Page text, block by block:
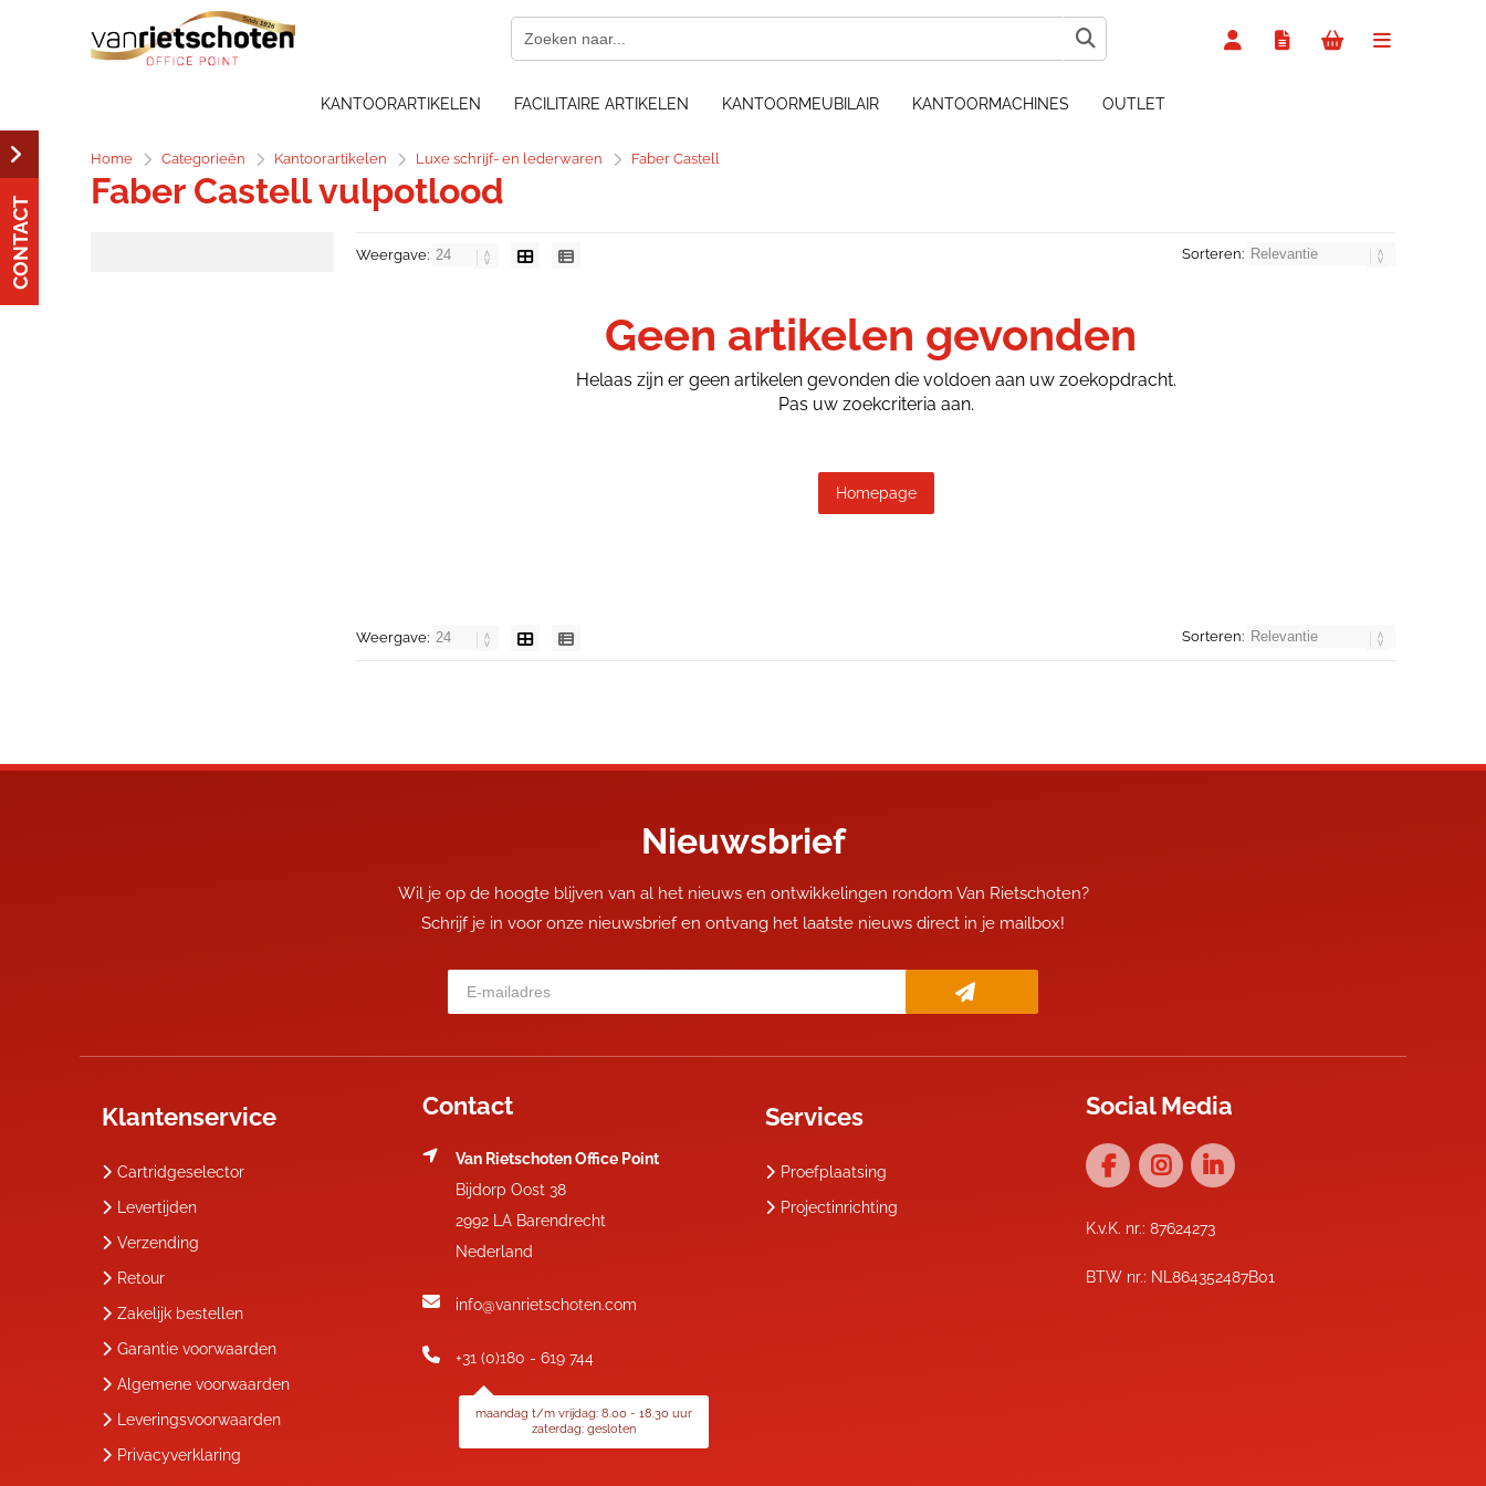
KANTOORARTIKELEN FACILITAIRE ARTIKELEN KANTOORMEUBILAIR KANTOORMACHINES OUTLET
Home Categorieën Kantoorartikelen Luxe schrijf- en lederwaren Faber Castell
Faber Castell vulpotlood
Weergave: Sorteren:
Geen artikelen gevonden
Helaas zijn er geen artikelen gevonden die voldoen aan uw zoekopdracht.
Pas uw zoekcriteria aan.
Homepage
Weergave: Sorteren:
Nieuwsbrief
Wil je op de hoogte blijven van al het nieuws en ontwikkelingen rondom Van Rietschoten?
Schrijf je in voor onze nieuwsbrief en ontvang het laatste nieuws direct in je mailbox!
Klantenservice
Cartridgeselector
Levertijden
Verzending
Retour
Zakelijk bestellen
Garantie voorwaarden
Algemene voorwaarden
Leveringsvoorwaarden
Privacyverklaring
Contact
Van Rietschoten Office Point
Bijdorp Oost 38
2992 LA Barendrecht
Nederland
info@vanrietschoten.com
+31 (0)180 - 619 744
maandag t/m vrijdag: 8.00 - 18.30 uur
zaterdag: gesloten
Services
Proefplaatsing
Projectinrichting
Social Media
K.v.K. nr.: 87624273
BTW nr.: NL864352487B01
CONTACT